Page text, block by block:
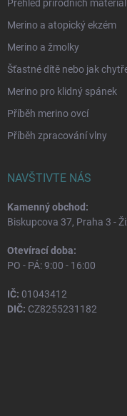
Přehled přírodních
Merino a atopický ekzém
Merino a žmolky
Šťastné dítě nebo jak
Merino pro klidný spánek
Příběh merino ovcí
Příběh zpracování vlny
NAVŠTIVTE NÁS
Kamenný obchod:
Biskupcova 37, Praha 3 -
Otevírací doba:
PO - PÁ: 9:00 - 16:00
IČ: 01043412
DIČ: CZ8255231182